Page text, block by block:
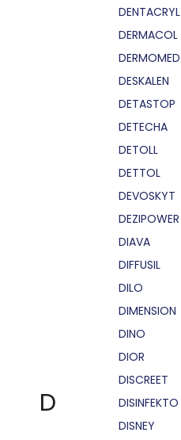
D
DENTACRYL
DERMACOL
DERMOMED
DESKALEN
DETASTOP
DETECHA
DETOLL
DETTOL
DEVOSKYT
DEZIPOWER
DIAVA
DIFFUSIL
DILO
DIMENSION
DINO
DIOR
DISCREET
DISINFEKTO
DISNEY